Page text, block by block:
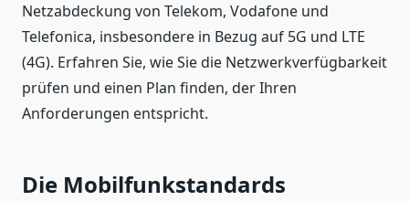
Netzabdeckung von Telekom, Vodafone und
Telefonica, insbesondere in Bezug auf 5G und LTE
(4G). Erfahren Sie, wie Sie die Netzwerkverfügbarkeit
prüfen und einen Plan finden, der Ihren
Anforderungen entspricht.
Die Mobilfunkstandards